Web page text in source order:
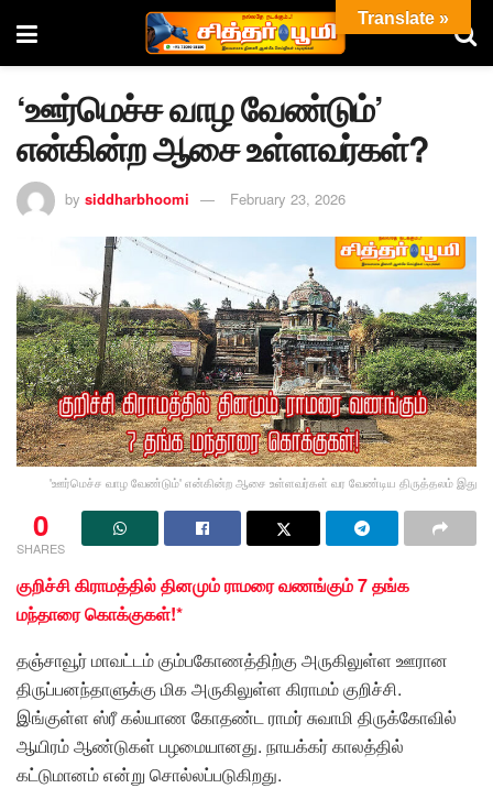
‘ஊர்மெச்ச வாழ வேண்டும்’
என்கின்ற ஆசை உள்ளவர்கள்?
by siddharbhoomi February 23, 2026
'ஊர்மெச்ச வாழ வேண்டும்' என்கின்ற ஆசை உள்ளவர்கள் வர வேண்டிய திருத்தலம் இது
0
SHARES
குறிச்சி கிராமத்தில் தினமும் ராமரை வணங்கும் 7 தங்க
மந்தாரை கொக்குகள்!*
தஞ்சாவூர் மாவட்டம் கும்பகோணத்திற்கு அருகிலுள்ள ஊரான
திருப்பனந்தாளுக்கு மிக அருகிலுள்ள கிராமம் குறிச்சி.
இங்குள்ள ஸ்ரீ கல்யாண கோதண்ட ராமர் சுவாமி திருக்கோவில்
ஆயிரம் ஆண்டுகள் பழமையானது. நாயக்கர் காலத்தில்
கட்டுமானம் என்று சொல்லப்படுகிறது.
Translate »